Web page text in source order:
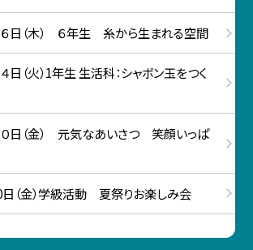
日（木） ６年生 糸から生まれる空間
日（火）1年生 生活科：シャボン玉をつく
日（金） 元気なあいさつ 笑顔いっぱ
（金）学級活動 夏祭りお楽しみ会